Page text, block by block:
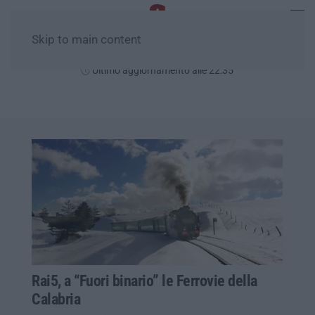
Skip to main content
Ultimo aggiornamento alle 22:35
Rai5, a “Fuori binario” le Ferrovie della
Calabria